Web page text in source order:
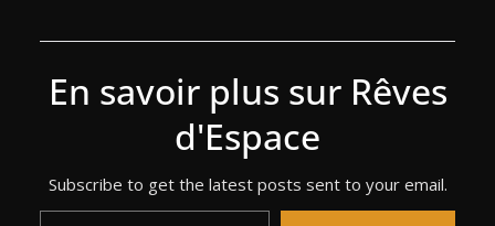
En savoir plus sur Rêves
d'Espace
Subscribe to get the latest posts sent to your email.
Saisissez votre adresse e-mail…